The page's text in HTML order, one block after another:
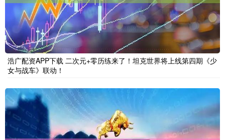
浩广配资APP下载 二次元+零历练来了！坦克世界将上线第四期《少
女与战车》联动！